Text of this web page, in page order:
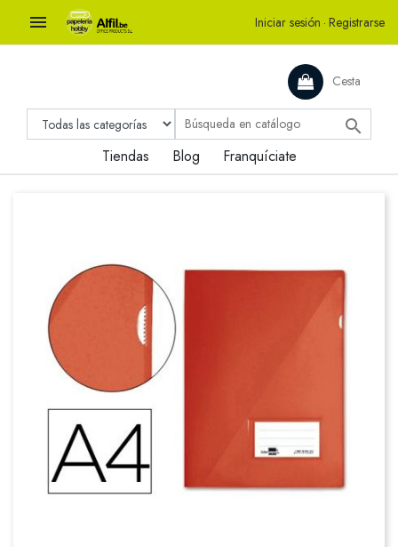
 Iniciar sesión · Registrarse
Cesta

Tiendas Blog Franquíciate